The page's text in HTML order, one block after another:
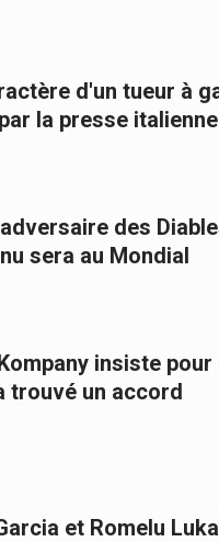
d'un tueur à
la presse italienne
des
sera au Mondial
insiste
trouvé un accord
et Romelu